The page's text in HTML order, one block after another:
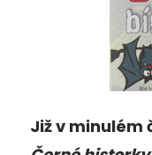
Již v minulém